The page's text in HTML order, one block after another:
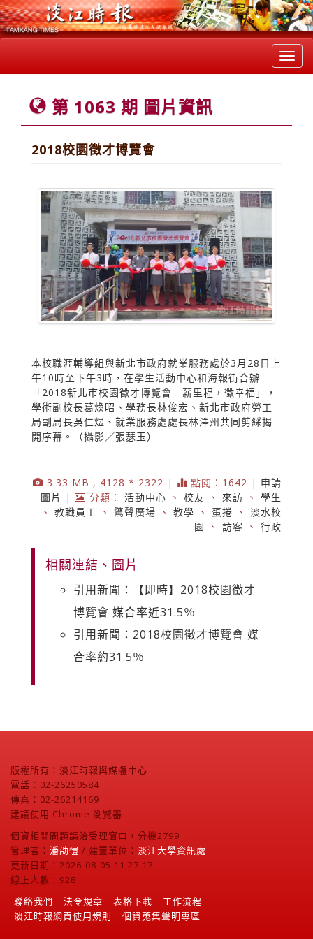
第 1063 期 圖片資訊
2018校園徵才博覽會
本校職涯輔導組與新北市政府就業服務處於3月28日上
午10時至下午3時，在學生活動中心和海報街合辦
「2018新北市校園徵才博覽會－薪里程，徵幸福」，
學術副校長葛煥昭、學務長林俊宏、新北市政府勞工
局副局長吳仁煜、就業服務處處長林澤州共同剪綵揭
開序幕。（攝影／張瑟玉）
3.33 MB , 4128 * 2322 | 點閱：1642 | 申請
圖片
| 分類： 活動中心 、 校友 、 來訪 、 學生
、 教職員工 、 驚聲廣場 、 教學 、 蛋捲 、 淡水校
園
、 訪客 、 行政
相關連結、圖片
引用新聞：【即時】2018校園徵才
博覽會 媒合率近31.5％
引用新聞：2018校園徵才博覽會 媒
合率約31.5％
版權所有：淡江時報與媒體中心
電話：02-26250584
傳真：02-26214169
建議使用 Chrome 瀏覽器
個資相關問題請洽受理窗口，分機2799
管理者： 潘劭愷 / 建置單位： 淡江大學資訊處
更新日期：2026-08-05 11:27:17
線上人數：928
聯絡我們
法令規章 表格下載
工作流程
淡江時報網頁使用規則
個資蒐集聲明專區